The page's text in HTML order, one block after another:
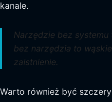
kanale.
Narzędzie bez
bez narzędzia to
zaistnienie.
Warto również być